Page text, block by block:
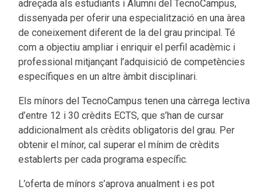
adreçada als estudiants i Alumni del TecnoCampus,
dissenyada per oferir una especialització en una àrea
de coneixement diferent de la del grau principal. Té
com a objectiu ampliar i enriquir el perfil acadèmic i
professional mitjançant l’adquisició de competències
específiques en un altre àmbit disciplinari.
Els mínors del TecnoCampus tenen una càrrega lectiva
d’entre 12 i 30 crèdits ECTS, que s’han de cursar
addicionalment als crèdits obligatoris del grau. Per
obtenir el mínor, cal superar el mínim de crèdits
establerts per cada programa específic.
L’oferta de mínors s’aprova anualment i es pot